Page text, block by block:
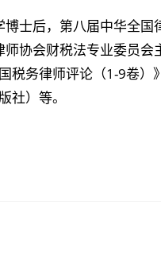
士后，第八届中华全国
协会财税法专业委员会
税务律师评论（1-9卷）
社）等。